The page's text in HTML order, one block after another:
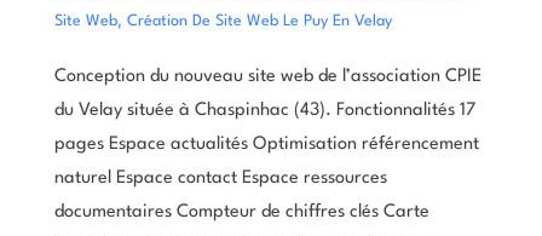
Site Web, Création De Site Web Le Puy En Velay
Conception du nouveau site web de l’association CPIE
du Velay située à Chaspinhac (43). Fonctionnalités 17
pages Espace actualités Optimisation référencement
naturel Espace contact Espace ressources
documentaires Compteur de chiffres clés Carte